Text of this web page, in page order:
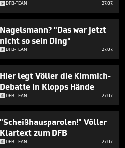
DFB-TEAM 27.07.
Nagelsmann? "Das war jetzt
nicht so sein Ding"
DFB-TEAM 27.07.
Hier legt Völler die Kimmich-
Debatte in Klopps Hände
DFB-TEAM 27.07.
"Scheißhausparolen!" Völler-
Klartext zum DFB
DFB-TEAM 27.07.